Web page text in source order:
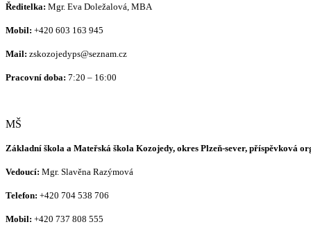
Ředitelka: Mgr. Eva Doležalová, MBA
Mobil: +420 603 163 945
Mail: zskozojedyps@seznam.cz
Pracovní doba: 7:20 – 16:00
MŠ
Základní škola a Mateřská škola Kozojedy, okres Plzeň-sever, příspěvková
Vedoucí: Mgr. Slavěna Razýmová
Telefon: +420 704 538 706
Mobil: +420 737 808 555